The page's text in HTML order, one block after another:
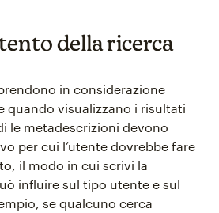
della ricerca
in considerazione
quando visualizzano i risultati
le metadescrizioni devono
per cui l’utente dovrebbe fare
il modo in cui scrivi la
influire sul tipo utente e sul
se qualcuno cerca